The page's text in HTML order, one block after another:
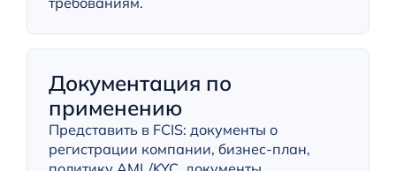
Документация по
применению
Представить в FCIS: документы о
регистрации компании, бизнес-план,